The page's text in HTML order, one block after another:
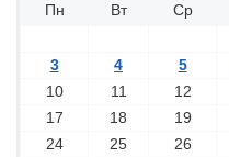
Пн
Вт Ср
3
4 5
10
11 12
17
18 19
24
25 26